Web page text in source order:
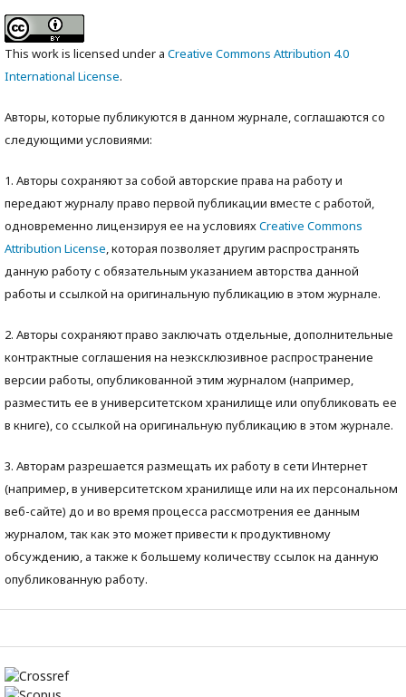
This work is licensed under a Creative Commons Attribution 4.0
International License.
Авторы, которые публикуются в данном журнале, соглашаются со
следующими условиями:
1. Авторы сохраняют за собой авторские права на работу и
передают журналу право первой публикации вместе с работой,
одновременно лицензируя ее на условияхCreative Commons
Attribution License, которая позволяет другим распространять
данную работу с обязательным указанием авторства данной
работы и ссылкой на оригинальную публикацию в этом журнале.
2. Авторы сохраняют право заключать отдельные, дополнительные
контрактные соглашения на неэксклюзивное распространение
версии работы, опубликованной этим журналом (например,
разместить ее в университетском хранилище или опубликовать ее
в книге), со ссылкой на оригинальную публикацию в этом журнале.
3. Авторам разрешается размещать их работу в сети Интернет
(например, в университетском хранилище или на их персональном
веб-сайте) до и во время процесса рассмотрения ее данным
журналом, так как это может привести к продуктивному
обсуждению, а также к большему количеству ссылок на данную
опубликованную работу.